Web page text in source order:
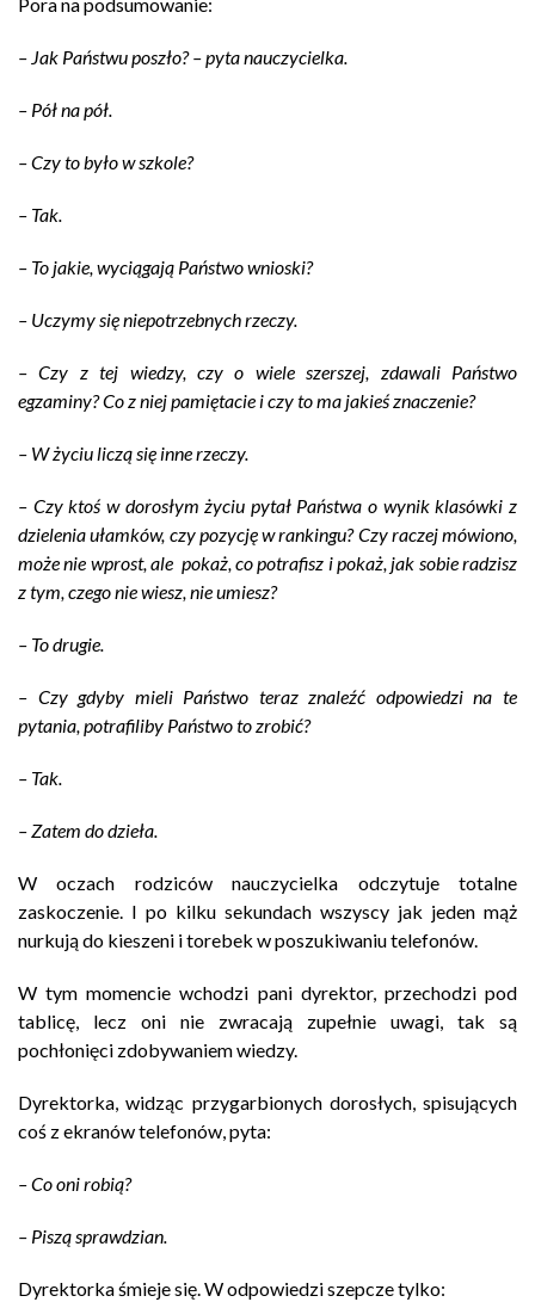
– Jak Państwu poszło? – pyta nauczycielka.
– Pół na pół.
– Czy to było w szkole?
– Tak.
– To jakie, wyciągają Państwo wnioski?
– Uczymy się niepotrzebnych rzeczy.
– Czy z tej wiedzy, czy o wiele szerszej, zdawali Państwo
egzaminy? Co z niej pamiętacie i czy to ma jakieś znaczenie?
– W życiu liczą się inne rzeczy.
– Czy ktoś w dorosłym życiu pytał Państwa o wynik klasówki z
dzielenia ułamków, czy pozycję w rankingu? Czy raczej mówiono,
może nie wprost, ale pokaż, co potrafisz i pokaż, jak sobie radzisz
z tym, czego nie wiesz, nie umiesz?
– To drugie.
– Czy gdyby mieli Państwo teraz znaleźć odpowiedzi na te
pytania, potrafiliby Państwo to zrobić?
– Tak.
– Zatem do dzieła.
W oczach rodziców nauczycielka odczytuje totalne
zaskoczenie. I po kilku sekundach wszyscy jak jeden mąż
nurkują do kieszeni i torebek w poszukiwaniu telefonów.
W tym momencie wchodzi pani dyrektor, przechodzi pod
tablicę, lecz oni nie zwracają zupełnie uwagi, tak są
pochłonięci zdobywaniem wiedzy.
Dyrektorka, widząc przygarbionych dorosłych, spisujących
coś z ekranów telefonów, pyta:
– Co oni robią?
– Piszą sprawdzian.
Dyrektorka śmieje się. W odpowiedzi szepcze tylko: